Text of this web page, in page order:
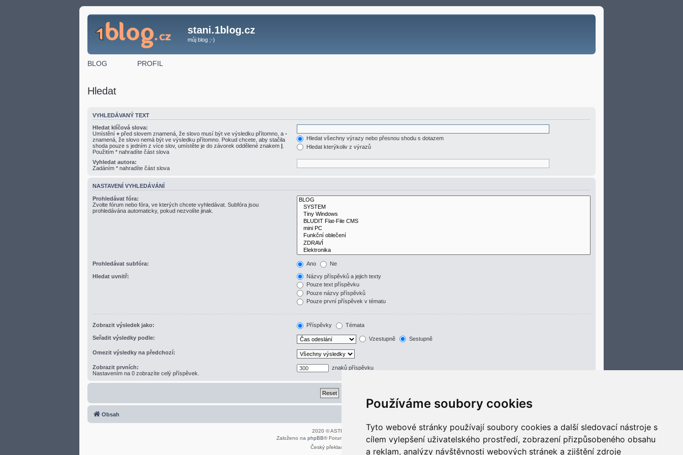
Používáme soubory cookies
Tyto webové stránky používají soubory cookies a další sledovací nástroje s
cílem vylepšení uživatelského prostředí, zobrazení přizpůsobeného obsahu
a reklam, analýzy návštěvnosti webových stránek a zjištění zdroje
stani.1blog.cz
můj blog ;-)
BLOG PROFIL
Hledat
VYHLEDÁVANÝ TEXT
Hledat klíčová slova:
Umístění + před slovem znamená, že slovo musí být ve výsledku přítomno, a -
znamená, že slovo nemá být ve výsledku přítomno. Pokud chcete, aby stačila
shoda pouze s jedním z více slov, umístěte je do závorek oddělené znakem |
Použitím * nahradíte část slova
Hledat všechny výrazy nebo přesnou shodu s dotazem
Hledat kterýkoliv z výrazů
Vyhledat autora:
Zadáním * nahradíte část slova
NASTAVENÍ VYHLEDÁVÁNÍ
Prohledávat fóra:
Zvolte fórum nebo fóra, ve kterých chcete vyhledávat. Subfóra jsou
prohledávána automaticky, pokud nezvolíte jinak.
Prohledávat subfóra: Ano Ne
Hledat uvnitř:
Názvy příspěvků a jejich texty
Pouze text příspěvku
Pouze názvy příspěvků
Pouze první příspěvek v tématu
Zobrazit výsledek jako: Příspěvky Témata
Seřadit výsledky podle: Vzestupně Sestupně
Omezit výsledky na předchozí:
Zobrazit prvních:
Nastavením na 0 zobrazíte celý příspěvek.
znaků příspěvku
Obsah
2020 © ASTRA - CZ s.r.o.
Založeno na phpBB® Forum Software © phpBB Limited
Český překlad –